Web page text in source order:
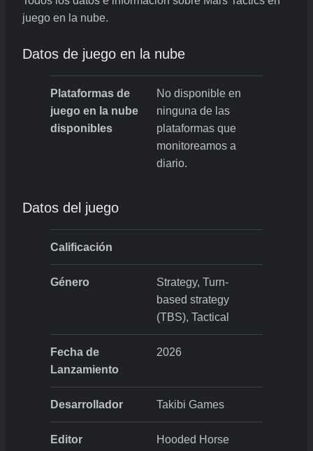
juego en la nube.
Datos de juego en la nube
Plataformas de
juego en la nube
disponibles
No disponible en
ninguna de las
plataformas que
monitoreamos a
diario.
Datos del juego
Calificación
Género
Strategy, Turn-
based strategy
(TBS), Tactical
Fecha de
Lanzamiento
2026
Desarrollador Takibi Games
Editor Hooded Horse